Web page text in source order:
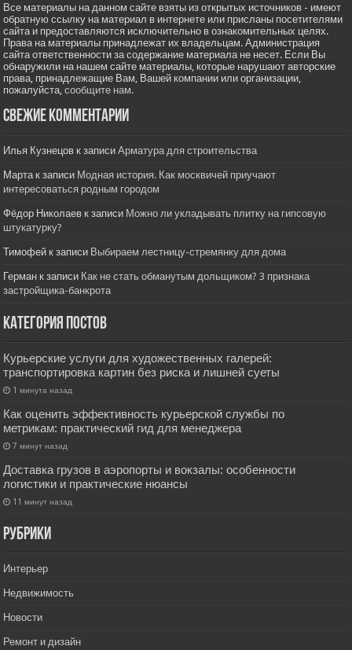
Все материалы на данном сайте взяты из открытых источников - имеют
обратную ссылку на материал в интернете или присланы посетителями
сайта и предоставляются исключительно в ознакомительных целях.
Права на материалы принадлежат их владельцам. Администрация
сайта ответственности за содержание материала не несет. Если Вы
обнаружили на нашем сайте материалы, которые нарушают авторские
права, принадлежащие Вам, Вашей компании или организации,
пожалуйста,сообщите нам.
Свежие комментарии
Илья Кузнецов к записиАрматура для строительства
Марта к записи Модная история. Как москвичей приучают
интересоваться родным городом
Фёдор Николаев к записи Можно ли укладывать плитку на гипсовую
штукатурку?
Тимофей к записи Выбираем лестницу-стремянку для дома
Герман к записи Как не стать обманутым дольщиком? 3 признака
застройщика-банкрота
Категория постов
Курьерские услуги для художественных галерей:
транспортировка картин без риска и лишней суеты
1 минута назад
Как оценить эффективность курьерской службы по
метрикам: практический гид для менеджера
7 минут назад
Доставка грузов в аэропорты и вокзалы: особенности
логистики и практические нюансы
11 минут назад
РУбрики
Интерьер
Недвижимость
Новости
Ремонт и дизайн